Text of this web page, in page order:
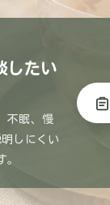
したい
不眠、慢
しにくい
。